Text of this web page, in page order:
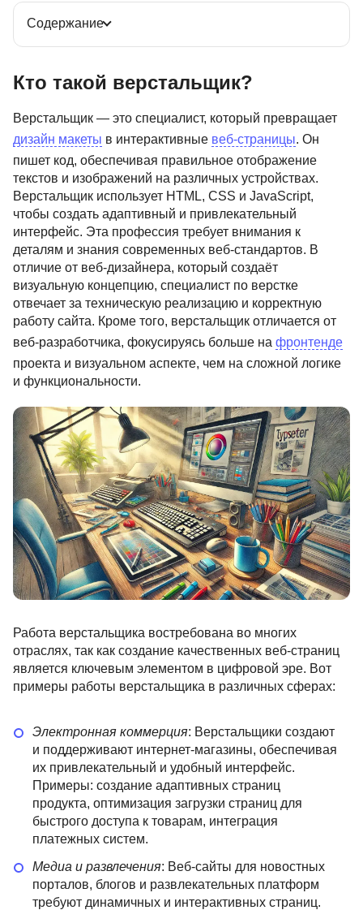
Содержание
Кто такой верстальщик?
Верстальщик — это специалист, который превращает
дизайн макеты в интерактивные веб-страницы. Он
пишет код, обеспечивая правильное отображение
текстов и изображений на различных устройствах.
Верстальщик использует HTML, CSS и JavaScript,
чтобы создать адаптивный и привлекательный
интерфейс. Эта профессия требует внимания к
деталям и знания современных веб-стандартов. В
отличие от веб-дизайнера, который создаёт
визуальную концепцию, специалист по верстке
отвечает за техническую реализацию и корректную
работу сайта. Кроме того, верстальщик отличается от
веб-разработчика, фокусируясь больше на фронтенде
проекта и визуальном аспекте, чем на сложной логике
и функциональности.
Работа верстальщика востребована во многих
отраслях, так как создание качественных веб-страниц
является ключевым элементом в цифровой эре. Вот
примеры работы верстальщика в различных сферах:
Электронная коммерция: Верстальщики создают
и поддерживают интернет-магазины, обеспечивая
их привлекательный и удобный интерфейс.
Примеры: создание адаптивных страниц
продукта, оптимизация загрузки страниц для
быстрого доступа к товарам, интеграция
платежных систем.
Медиа и развлечения: Веб-сайты для новостных
порталов, блогов и развлекательных платформ
требуют динамичных и интерактивных страниц.